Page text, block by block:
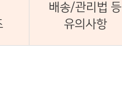
배송/관리법 등
유의사항